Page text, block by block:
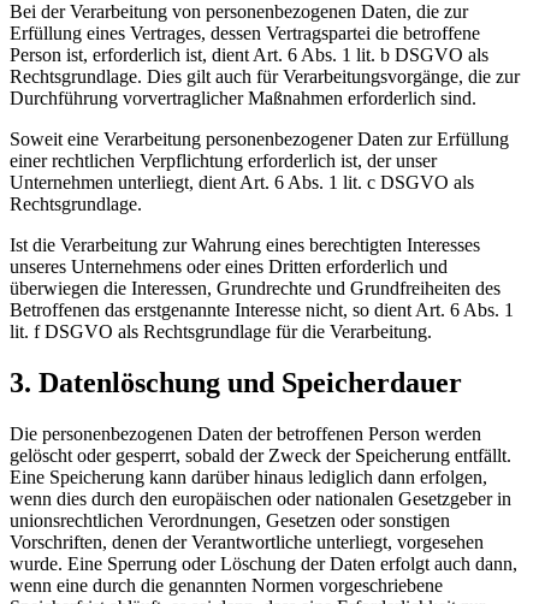
Bei der Verarbeitung von personenbezogenen Daten, die zur
Erfüllung eines Vertrages, dessen Vertragspartei die betroffene
Person ist, erforderlich ist, dient Art. 6 Abs. 1 lit. b DSGVO als
Rechtsgrundlage. Dies gilt auch für Verarbeitungsvorgänge, die zur
Durchführung vorvertraglicher Maßnahmen erforderlich sind.
Soweit eine Verarbeitung personenbezogener Daten zur Erfüllung
einer rechtlichen Verpflichtung erforderlich ist, der unser
Unternehmen unterliegt, dient Art. 6 Abs. 1 lit. c DSGVO als
Rechtsgrundlage.
Ist die Verarbeitung zur Wahrung eines berechtigten Interesses
unseres Unternehmens oder eines Dritten erforderlich und
überwiegen die Interessen, Grundrechte und Grundfreiheiten des
Betroffenen das erstgenannte Interesse nicht, so dient Art. 6 Abs. 1
lit. f DSGVO als Rechtsgrundlage für die Verarbeitung.
3. Datenlöschung und Speicherdauer
Die personenbezogenen Daten der betroffenen Person werden
gelöscht oder gesperrt, sobald der Zweck der Speicherung entfällt.
Eine Speicherung kann darüber hinaus lediglich dann erfolgen,
wenn dies durch den europäischen oder nationalen Gesetzgeber in
unionsrechtlichen Verordnungen, Gesetzen oder sonstigen
Vorschriften, denen der Verantwortliche unterliegt, vorgesehen
wurde. Eine Sperrung oder Löschung der Daten erfolgt auch dann,
wenn eine durch die genannten Normen vorgeschriebene